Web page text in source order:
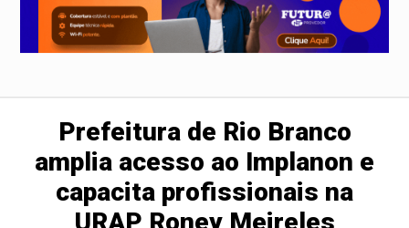
Prefeitura de Rio Branco
amplia acesso ao Implanon e
capacita profissionais na